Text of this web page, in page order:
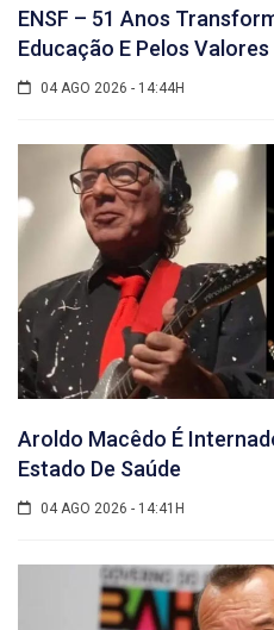
ENSF – 51 Anos
Educação E Pelos
04 AGO 2026 - 14:44H
Aroldo Macêdo É
Estado De Saúde
04 AGO 2026 - 14:41H